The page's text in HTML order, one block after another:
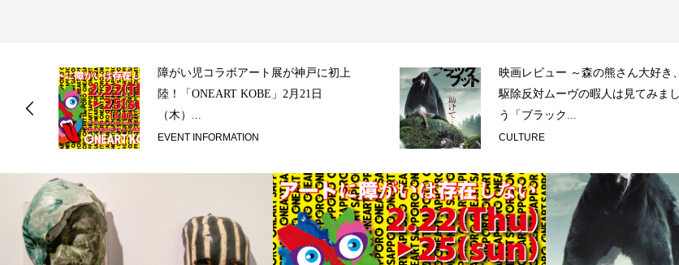
障がい児コラボアート展が神戸に初上
陸！「ONEART KOBE」2月21日
（木）...
EVENT INFORMATION
映画レビュー ～森の熊さん大好き、
駆除反対ムーヴの暇人は見てみま
う「ブラック...
CULTURE